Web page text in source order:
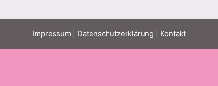
Impressum Datenschutzerklärung Kontakt